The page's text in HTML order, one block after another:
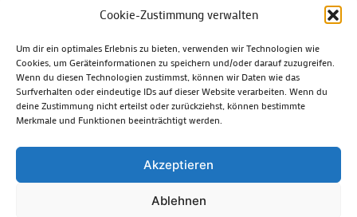
Cookie-Zustimmung verwalten
Um dir ein optimales Erlebnis zu bieten, verwenden wir Technologien wie
Cookies, um Geräteinformationen zu speichern und/oder darauf zuzugreifen.
Wenn du diesen Technologien zustimmst, können wir Daten wie das
Surfverhalten oder eindeutige IDs auf dieser Website verarbeiten. Wenn du
deine Zustimmung nicht erteilst oder zurückziehst, können bestimmte
Merkmale und Funktionen beeinträchtigt werden.
Akzeptieren
Ablehnen
FAHRRAD
FLOHMARKT FOLK GEWINNSPIEL
HITZE
HITZEFALLE AUTO
IRISH DANCE JAZZ
KABARETT
KINDER
KIRMES KLASSIK
KLEINE SUHLER REIHE
KRIMI
KULTUR LESUNG LOTTO
MEININGEN
PARASITEN
PILZE SCHLEUSINGEN
SCHULWEG
SOMMERFERIEN
SPORT SRH
STADTFEST
STADTMARKETING
STRASSENSPERRUNG
SUHL
SUHLER FRÜHLING
SUHLER STADTMARKETING
THÜRINGER WALD
ZELLA-MEHLIS